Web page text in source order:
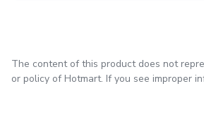
The content of this product does not
or policy of Hotmart. If you see improper